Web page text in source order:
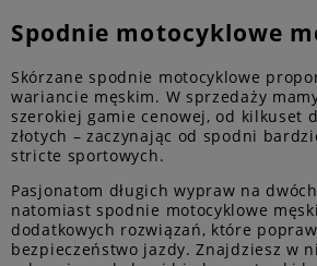
Spodnie motocyklowe
Skórzane spodnie motocyklowe
wariancie męskim. W sprzedaży
szerokiej gamie cenowej, od kilkuset
złotych – zaczynając od spodni
stricte sportowych.
Pasjonatom długich wypraw na
natomiast spodnie motocyklowe
dodatkowych rozwiązań, które
bezpieczeństwo jazdy. Znajdziesz w